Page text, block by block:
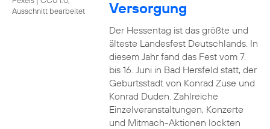
Ausschnitt bearbeitet
Versorgung
Der Hessentag ist das größte und
älteste Landesfest Deutschlands. In
diesem Jahr fand das Fest vom 7.
bis 16. Juni in Bad Hersfeld statt, der
Geburtsstadt von Konrad Zuse und
Konrad Duden. Zahlreiche
Einzelveranstaltungen, Konzerte
und Mitmach-Aktionen lockten